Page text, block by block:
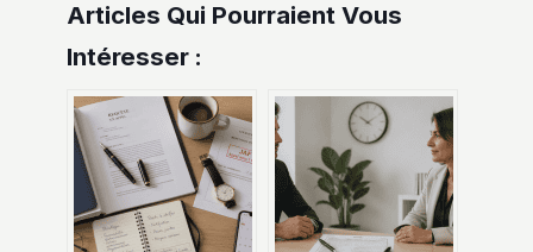
Articles Qui Pourraient Vous
Intéresser :